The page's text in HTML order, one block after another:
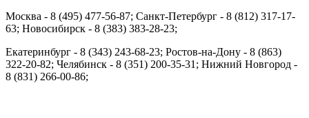
Москва - 8 (495) 477-56-87; Санкт-Петербург - 8 (812) 317-17-
63; Новосибирск - 8 (383) 383-28-23;
Екатеринбург - 8 (343) 243-68-23; Ростов-на-Дону - 8 (863)
322-20-82; Челябинск - 8 (351) 200-35-31; Нижний Новгород -
8 (831) 266-00-86;